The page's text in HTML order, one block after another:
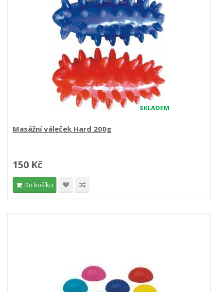
SKLADEM
Masážní váleček Hard 200g
150 Kč
Do košíku